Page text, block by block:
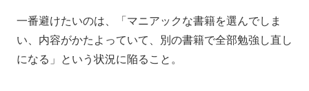
一番避けたいのは、「マニアックな書籍を選んでしま
い、内容がかたよっていて、別の書籍で全部勉強し直し
になる」という状況に陥ること。